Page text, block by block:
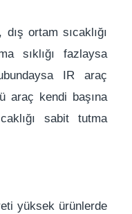
ortam sıcaklığı
sıklığı fazlaysa
IR araç
araç kendi başına
sabit tutma
yüksek ürünlerde